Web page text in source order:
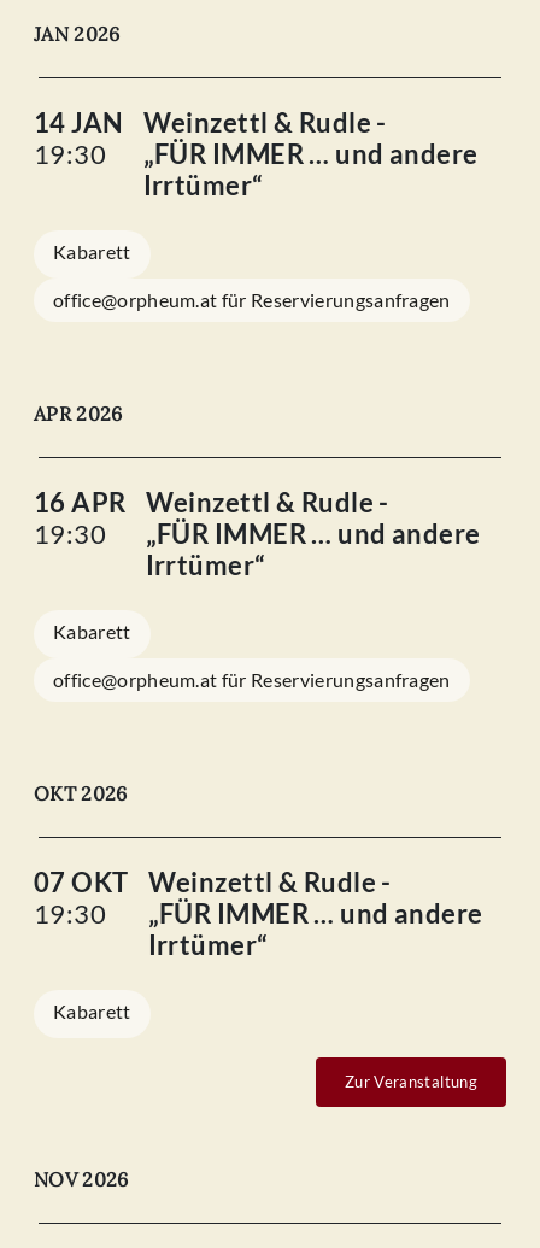
JAN 2026
14 JAN
19:30
Weinzettl & Rudle -
„FÜR IMMER … und andere
Irrtümer“
Kabarett
office@orpheum.at für Reservierungsanfragen
APR 2026
16 APR
19:30
Weinzettl & Rudle -
„FÜR IMMER … und andere
Irrtümer“
Kabarett
office@orpheum.at für Reservierungsanfragen
OKT 2026
07 OKT
19:30
Weinzettl & Rudle -
„FÜR IMMER … und andere
Irrtümer“
Kabarett
Zur Veranstaltung
NOV 2026